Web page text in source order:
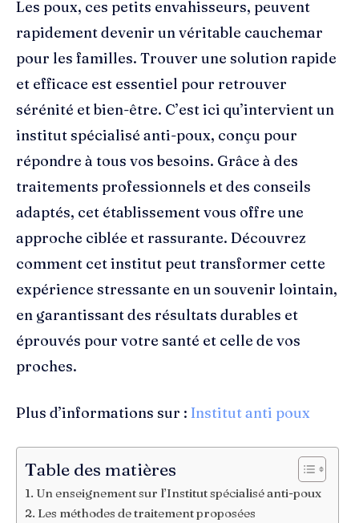
Les poux, ces petits envahisseurs, peuvent
rapidement devenir un véritable cauchemar
pour les familles. Trouver une solution rapide
et efficace est essentiel pour retrouver
sérénité et bien-être. C’est ici qu’intervient un
institut spécialisé anti-poux, conçu pour
répondre à tous vos besoins. Grâce à des
traitements professionnels et des conseils
adaptés, cet établissement vous offre une
approche ciblée et rassurante. Découvrez
comment cet institut peut transformer cette
expérience stressante en un souvenir lointain,
en garantissant des résultats durables et
éprouvés pour votre santé et celle de vos
proches.
Plus d’informations sur : Institut anti poux
Table des matières
Un enseignement sur l’Institut spécialisé anti-poux
Les méthodes de traitement proposées